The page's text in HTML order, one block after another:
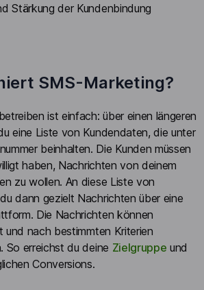
Stärkung der Kundenbindung
SMS-Marketing?
ist einfach: über einen längeren
eine Liste von Kundendaten, die unter
beinhalten. Die Kunden müssen
haben, Nachrichten von deinem
zu wollen. An diese Liste von
dann gezielt Nachrichten über eine
Die Nachrichten können
und nach bestimmten Kriterien
So erreichst du deine Zielgruppe und
Conversions.